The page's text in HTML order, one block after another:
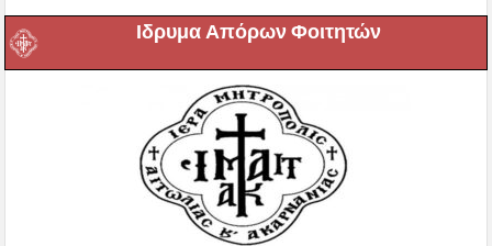
Ιδρυμα Απόρων Φοιτητών